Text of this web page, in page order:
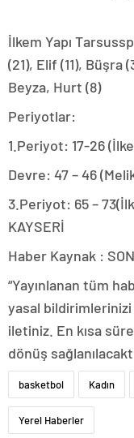
İlkem Yapı
(21), Elif (11), Büşra
Beyza, Hurt (8)
Periyotlar:
1.Periyot: 17-26
Devre: 47 – 46
3.Periyot: 65 –
KAYSERİ
Haber Kaynak :
“Yayınlanan tüm
yasal
iletiniz. En kısa
dönüş
basketbol Kadın
Yerel Haberler